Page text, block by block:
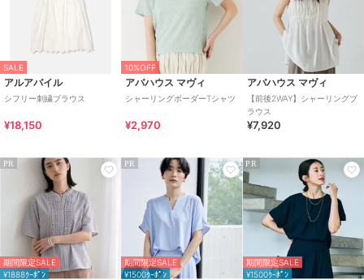
SALE
アルアバイル
シフリー刺繍ブラウス
¥18,150
10%OFF
アバハウス マヴィ
シャーリングボーダーTシャツ
¥2,970
アバハウス マヴィ
【前後2WAY】シャーリングブ
ラウス
¥7,920
PR
期間限定SALE
¥1888ｸｰﾎﾟﾝ
PR
期間限定SALE
¥1500ｸｰﾎﾟﾝ
PR
期間限定SALE
¥1500ｸｰﾎﾟﾝ